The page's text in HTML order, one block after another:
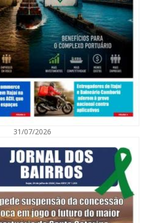
com ações de prevenção de
31/07/2026